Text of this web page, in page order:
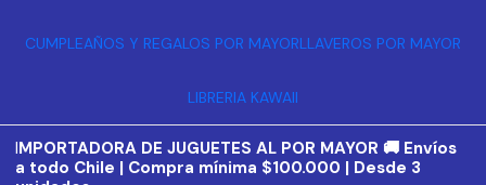
CUMPLEAÑOS Y REGALOS POR MAYORLLAVEROS POR MAYOR
LIBRERIA KAWAII
IMPORTADORA DE JUGUETES AL POR MAYOR 🚚 Envíos
a todo Chile | Compra mínima $100.000 | Desde 3